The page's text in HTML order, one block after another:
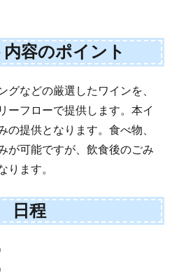
容のポイント
グなどの厳選したワインを、
ーフローで提供します。本イ
の提供となります。食べ物、
が可能ですが、飲食後のごみ
ります。
日程